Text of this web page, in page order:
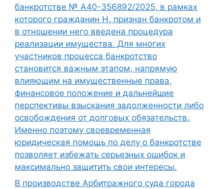
банкротстве № А40-356892/2025, в рамках
которого гражданин Н. признан банкротом и
в отношении него введена процедура
реализации имущества. Для многих
участников процесса банкротство
становится важным этапом, напрямую
влияющим на имущественные права,
финансовое положение и дальнейшие
перспективы взыскания задолженности либо
освобождения от долговых обязательств.
Именно поэтому своевременная
юридическая помощь по делу о банкротстве
позволяет избежать серьезных ошибок и
максимально защитить свои интересы.
В производстве Арбитражного суда города